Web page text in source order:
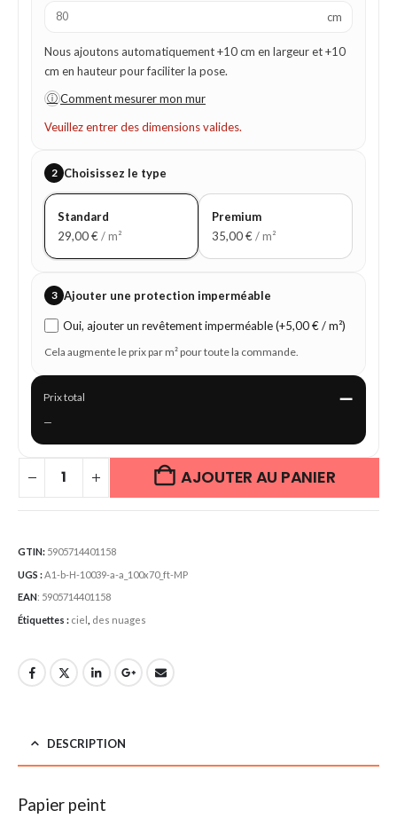
cm
Nous ajoutons automatiquement +10 cm en largeur et +10
cm en hauteur pour faciliter la pose.
ⓘ Comment mesurer mon mur
Veuillez entrer des dimensions valides.
2 Choisissez le type
Standard
29,00€/ m²
Premium
35,00€/ m²
3 Ajouter une protection imperméable
Oui, ajouter un revêtement imperméable (+5,00 € / m²)
Cela augmente le prix par m² pour toute la commande.
Prix total —
—
AJOUTER AU PANIER
GTIN: 5905714401158
UGS :A1-b-H-10039-a-a_100x70_ft-MP
EAN: 5905714401158
Étiquettes : ciel des nuages
DESCRIPTION
Papier peint